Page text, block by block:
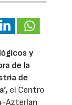
y
de la
de
el Centro
Azterlan